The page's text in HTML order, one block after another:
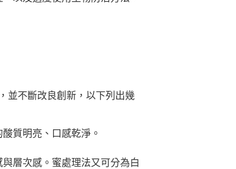
並不斷改良創新，以下列出幾
質明亮、口感乾淨。
層次感。蜜處理法又可分為白